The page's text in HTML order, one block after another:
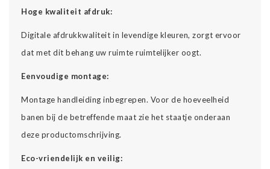
Hoge kwaliteit afdruk:
Digitale afdrukkwaliteit in levendige kleuren, zorgt ervoor
dat met dit behang uw ruimte ruimtelijker oogt.
Eenvoudige montage:
Montage handleiding inbegrepen. Voor de hoeveelheid
banen bij de betreffende maat zie het staatje onderaan
deze productomschrijving.
Eco-vriendelijk en veilig: